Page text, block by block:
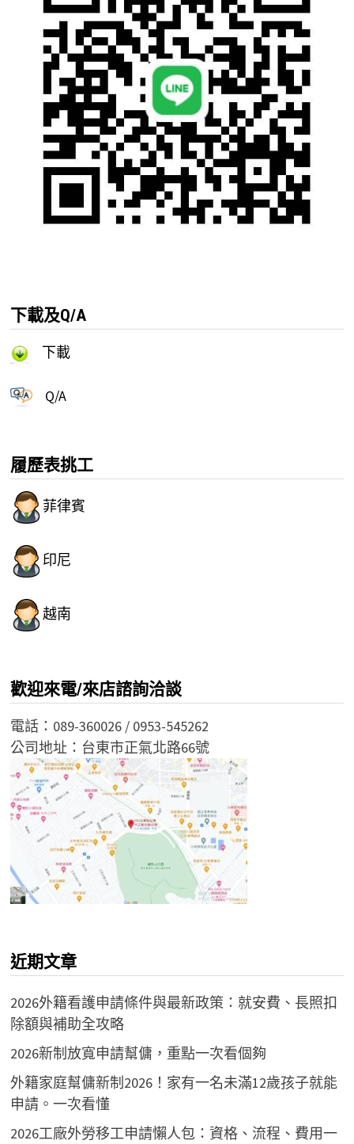
下載及Q/A
下載
Q/A
履歷表挑工
菲律賓
印尼
越南
歡迎來電/來店諮詢洽談
電話：089-360026 / 0953-545262
公司地址：台東市正氣北路66號
近期文章
2026外籍看護申請條件與最新政策：就安費、長照扣
除額與補助全攻略
2026新制放寬申請幫傭，重點一次看個夠
外籍家庭幫傭新制2026！家有一名未滿12歲孩子就能
申請。一次看懂
2026工廠外勞移工申請懶人包：資格、流程、費用一